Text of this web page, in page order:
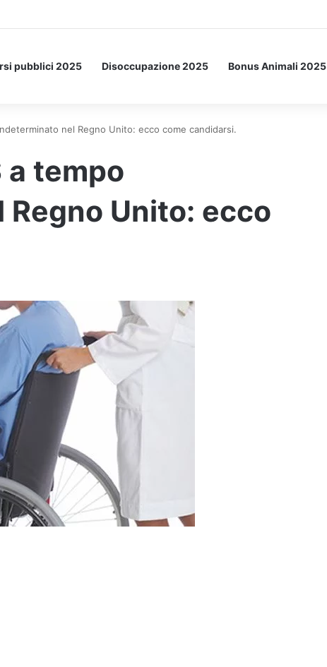
ecco l’esperimento spaziale.
pubblici 2025 Disoccupazione 2025 Bonus Animali 2025
nel Regno Unito: ecco come candidarsi.
a tempo
Unito: ecco